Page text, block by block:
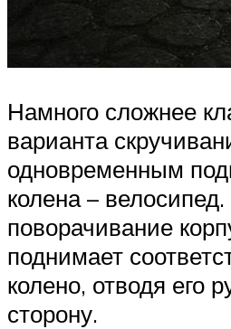
Намного сложнее
варианта
одновременным
колена –
поворачивание
поднимает
колено, отводя его
сторону.